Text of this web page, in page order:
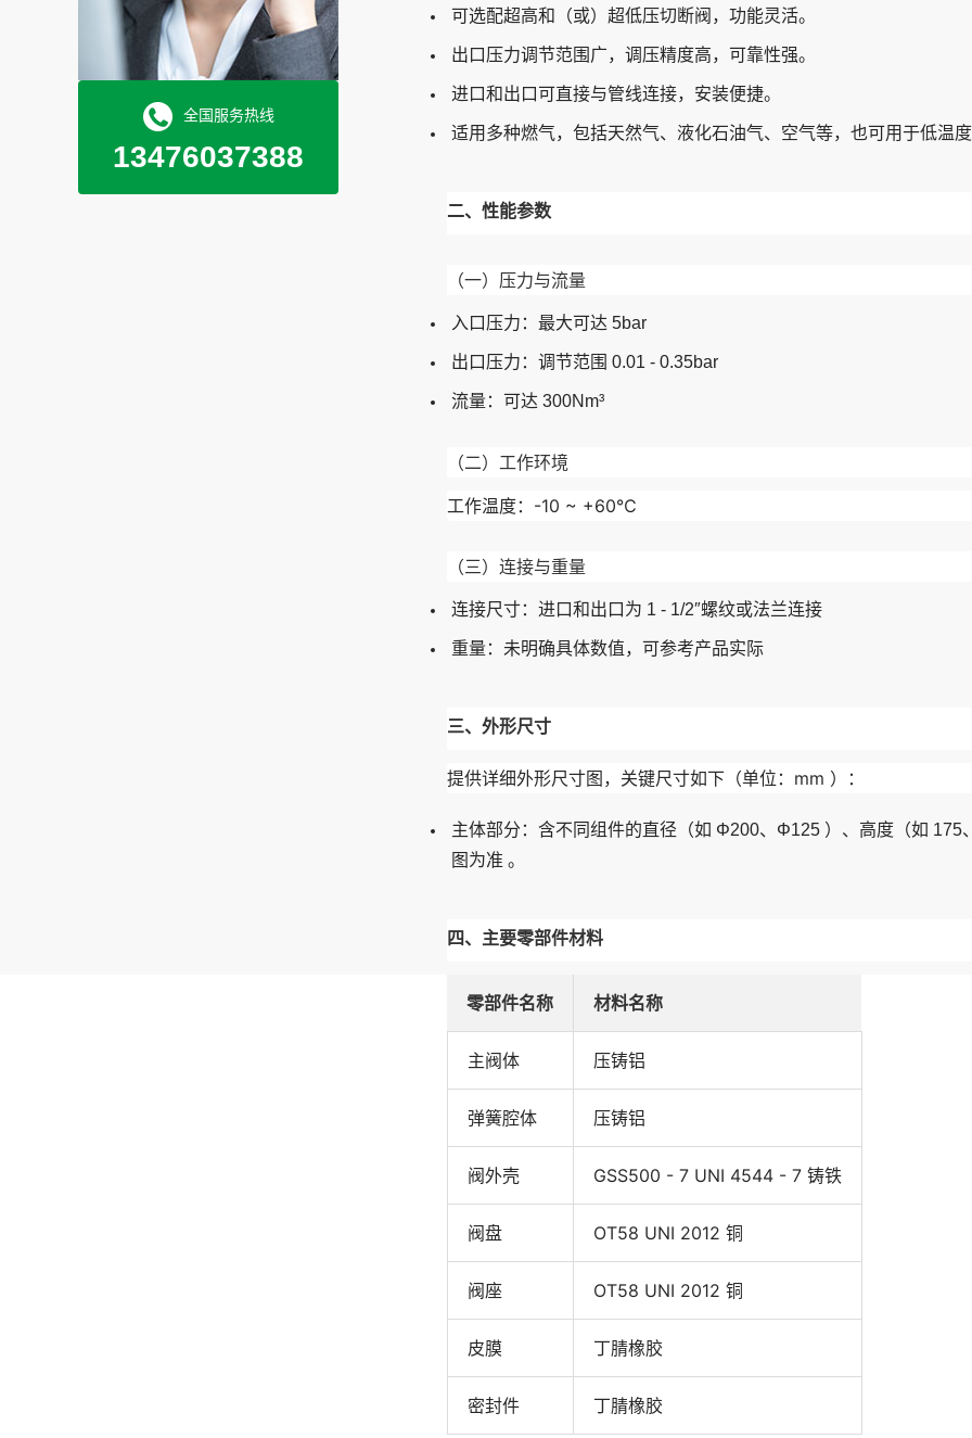
全国服务热线
13476037388
可选配超高和（或）超低压切断阀，功能灵活。
出口压力调节范围广，调压精度高，可靠性强。
进口和出口可直接与管线连接，安装便捷。
适用多种燃气，包括天然气、液化石油气、空气等，也可用于低温
二、性能参数
（一）压力与流量
入口压力：最大可达 5bar
出口压力：调节范围 0.01 - 0.35bar
流量：可达 300Nm³
（二）工作环境
工作温度：-10 ~ +60℃
（三）连接与重量
连接尺寸：进口和出口为 1 - 1/2″螺纹或法兰连接
重量：未明确具体数值，可参考产品实际
三、外形尺寸
提供详细外形尺寸图，关键尺寸如下（单位：mm ）：
主体部分：含不同组件的直径（如 Φ200、Φ125 ）、高度（如 175
图为准 。
四、主要零部件材料
零部件名称 材料名称
主阀体 压铸铝
弹簧腔体 压铸铝
阀外壳 GSS500 - 7 UNI 4544 - 7 铸铁
阀盘 OT58 UNI 2012 铜
阀座 OT58 UNI 2012 铜
皮膜 丁腈橡胶
密封件 丁腈橡胶